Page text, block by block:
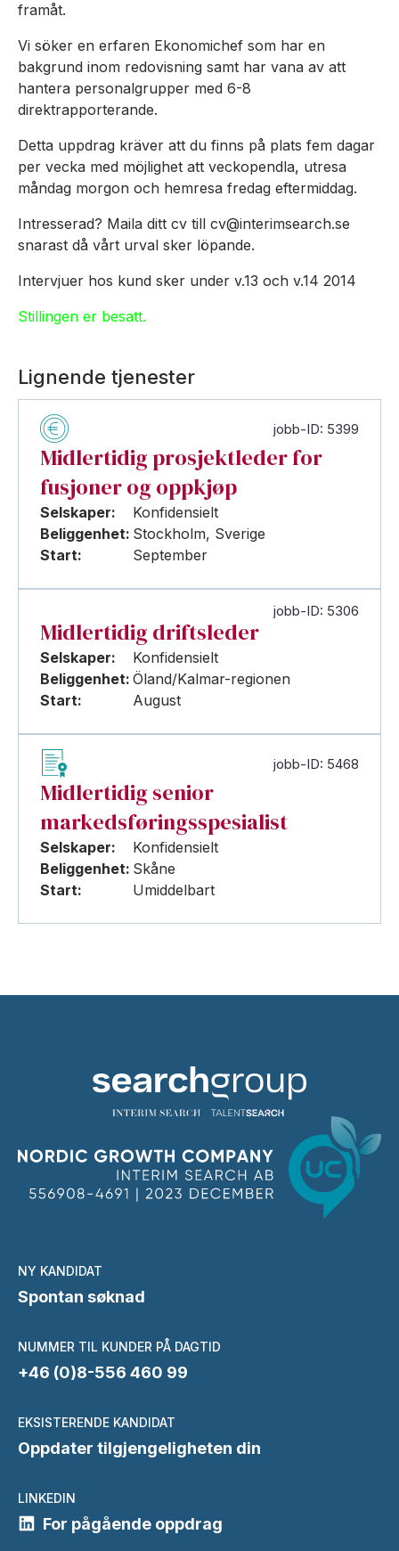
framåt.
Vi söker en erfaren Ekonomichef som har en
bakgrund inom redovisning samt har vana av att
hantera personalgrupper med 6-8
direktrapporterande.
Detta uppdrag kräver att du finns på plats fem dagar
per vecka med möjlighet att veckopendla, utresa
måndag morgon och hemresa fredag eftermiddag.
Intresserad? Maila ditt cv till cv@interimsearch.se
snarast då vårt urval sker löpande.
Intervjuer hos kund sker under v.13 och v.14 2014
Stillingen er besatt.
Lignende tjenester
jobb-ID: 5399
Midlertidig prosjektleder for
fusjoner og oppkjøp
Selskaper:
Konfidensielt
Beliggenhet: Stockholm, Sverige
Start:
September
jobb-ID: 5306
Midlertidig driftsleder
Selskaper:
Konfidensielt
Beliggenhet: Öland/Kalmar-regionen
Start:
August
jobb-ID: 5468
Midlertidig senior
markedsføringsspesialist
Selskaper:
Konfidensielt
Beliggenhet: Skåne
Start:
Umiddelbart
NY KANDIDAT
Spontan søknad
NUMMER TIL KUNDER PÅ DAGTID
+46 (0)8-556 460 99
EKSISTERENDE KANDIDAT
Oppdater tilgjengeligheten din
LINKEDIN
For pågående oppdrag